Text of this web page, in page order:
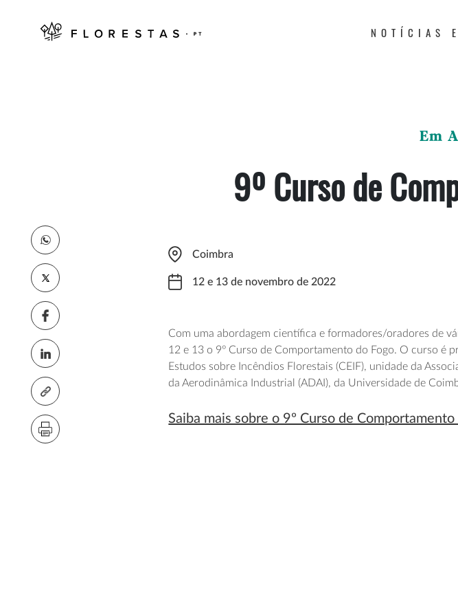
NOTÍCIAS
Em
9º Curso de
Coimbra
12 e 13 de novembro de 2022
Com uma abordagem científica e formadores/oradores de
12 e 13 o 9º Curso de Comportamento do Fogo. O curso é
Estudos sobre Incêndios Florestais (CEIF), unidade da
da Aerodinâmica Industrial (ADAI), da Universidade de
Saiba mais sobre o 9º Curso de Comportamento